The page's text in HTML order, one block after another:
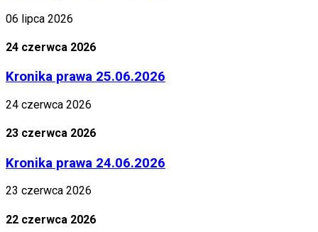
06 lipca 2026
24 czerwca 2026
Kronika prawa 25.06.2026
24 czerwca 2026
23 czerwca 2026
Kronika prawa 24.06.2026
23 czerwca 2026
22 czerwca 2026